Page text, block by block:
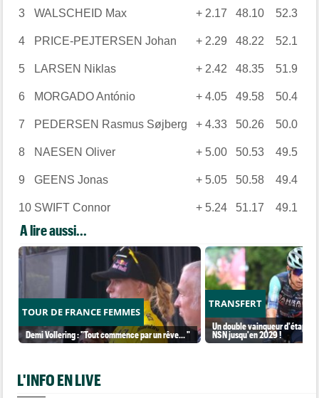
3 WALSCHEID Max + 2.17 48.10 52.3
4 PRICE-PEJTERSEN Johan + 2.29 48.22 52.1
5 LARSEN Niklas + 2.42 48.35 51.9
6 MORGADO António + 4.05 49.58 50.4
7 PEDERSEN Rasmus Søjberg + 4.33 50.26 50.0
8 NAESEN Oliver + 5.00 50.53 49.5
9 GEENS Jonas + 5.05 50.58 49.4
10 SWIFT Connor + 5.24 51.17 49.1
A lire aussi...
TOUR DE FRANCE FEMMES
Demi Vollering : "Tout commence par un rêve... "
TRANSFERT
Un double vainqueur d'étape
NSN jusqu'en 2029 !
L'INFO EN LIVE